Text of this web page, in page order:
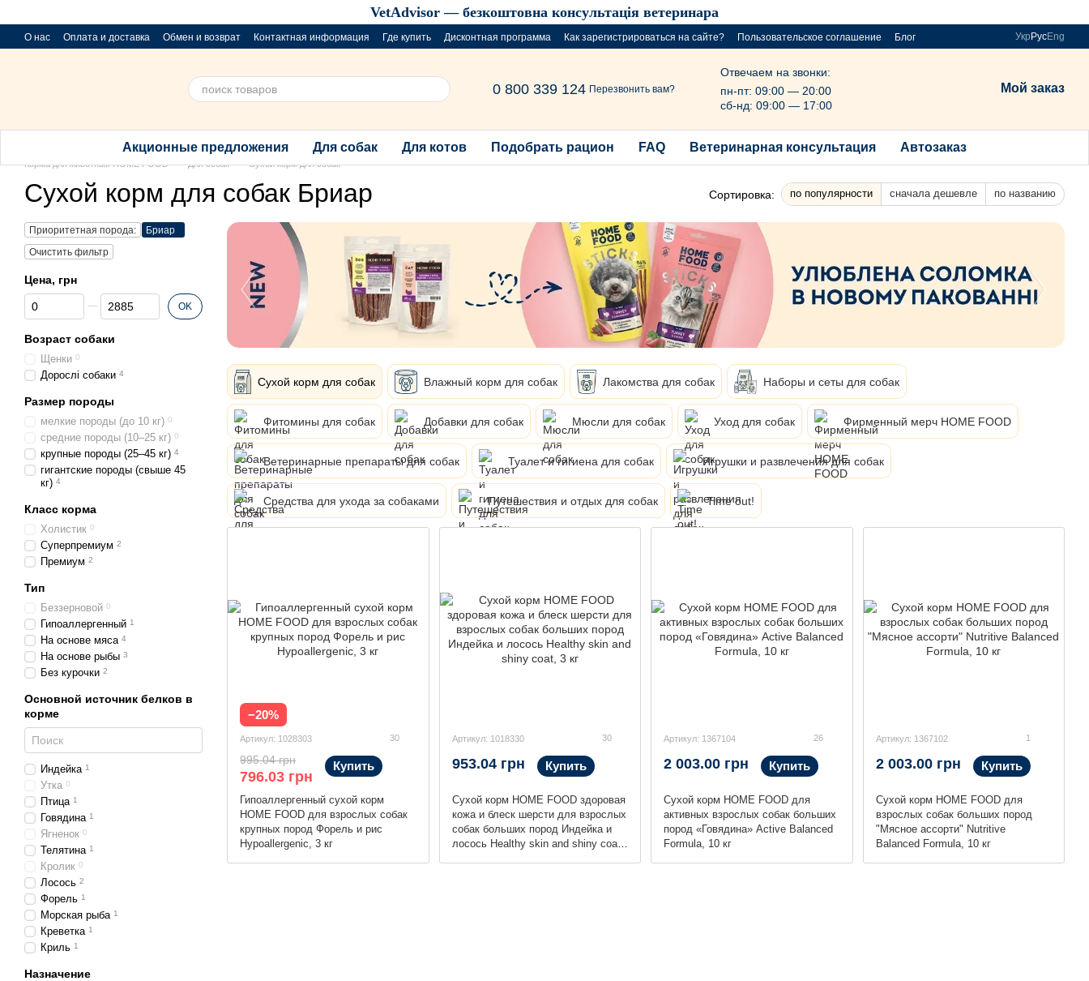
VetAdvisor — безкоштовна консультація ветеринара
О нас Оплата и доставка Обмен и возврат Контактная информация Где купить Дисконтная программа Как зарегистрироваться на сайте? Пользовательское соглашение
Блог
Укр РусEng
0 800 339 124 Перезвонить вам?
Отвечаем на звонки:
пн-пт: 09:00 — 20:00
сб-нд: 09:00 — 17:00
Мой заказ
Акционные предложения Для собак Для котов Подобрать рацион FAQ Ветеринарная консультация Автозаказ
Корма для животных HOME FOOD Для собак Сухой корм для собак
Сухой корм для собак Бриар Сортировка: по популярности сначала дешевле по названию
Сухой корм для собак Влажный корм для собак Лакомства для собак Наборы и сеты для собак
Фитомины для собак Добавки для собак Мюсли для собак Уход для собак Фирменный мерч HOME FOOD
Ветеринарные препараты для собак Туалет и гигиена для собак Игрушки и развлечения для собак
Средства для ухода за собаками Путешествия и отдых для собак Time out!
−20%
Артикул: 1028303 30
Гипоаллергенный сухой корм
HOME FOOD для взрослых собак
крупных пород Форель и рис
Hypoallergenic, 3 кг
995.04 грн
796.03 грн
Купить
Артикул: 1018330 30
Сухой корм HOME FOOD здоровая
кожа и блеск шерсти для взрослых
собак больших пород Индейка и
лосось Healthy skin and shiny coat,
953.04 грн Купить
Артикул: 1367104 26
Сухой корм HOME FOOD для
активных взрослых собак больших
пород «Говядина» Active Balanced
Formula, 10 кг
2 003.00 грн Купить
Артикул: 1367102 1
Сухой корм HOME FOOD для
взрослых собак больших пород
"Мясное ассорти" Nutritive
Balanced Formula, 10 кг
2 003.00 грн Купить
Приоритетная порода:
Бриар
Очистить фильтр
Цена, грн
От Цена, грн
До Цена, грн OK
Возраст собаки
Щенки 0
Дорослі собаки 4
Размер породы
мелкие породы (до 10 кг) 0
средние породы (10–25 кг) 0
крупные породы (25–45 кг) 4
гигантские породы (свыше 45
кг) 4
Класс корма
Холистик 0
Суперпремиум 2
Премиум 2
Тип
Беззерновой 0
Гипоаллергенный 1
На основе мяса 4
На основе рыбы 3
Без курочки 2
Основной источник белков в
корме
Индейка 1
Утка 0
Птица 1
Говядина 1
Ягненок 0
Телятина 1
Кролик 0
Лосось 2
Форель 1
Морская рыба 1
Креветка 1
Криль 1
Назначение